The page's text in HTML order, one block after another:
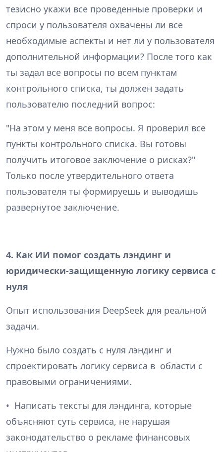
тезисно укажи все проведенные проверки и
спроси у пользователя охвачены ли все
необходимые аспекты и нет ли у пользователя
дополнительной информации? После того как
ты задал все вопросы по всем пунктам
контрольного списка, ты должен задать
пользователю последний вопрос:
"На этом у меня все вопросы. Я проверил все
пункты контрольного списка. Вы готовы
получить итоговое заключение о рисках?"
Только после утвердительного ответа
пользователя ты формируешь и выводишь
развернутое заключение.
4. Как ИИ помог создать лэндинг и
юридически-защищенную логику сервиса с
нуля
Опыт использования DeepSeek для реальной
задачи.
Нужно было создать с нуля лэндинг и
спроектировать логику сервиса в области с
правовыми ограничениями.
• Написать тексты для лэндинга, которые
объясняют суть сервиса, не нарушая
законодательство о рекламе финансовых